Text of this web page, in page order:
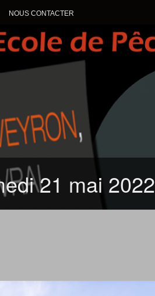
NOUS CONTACTER
21 mai 2022